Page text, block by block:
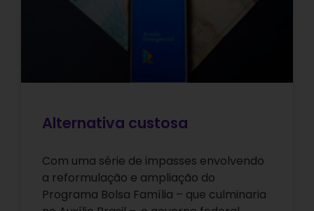
Alternativa custosa
Com uma série de impasses envolvendo
a reformulação e ampliação do
Programa Bolsa Família – que culminaria